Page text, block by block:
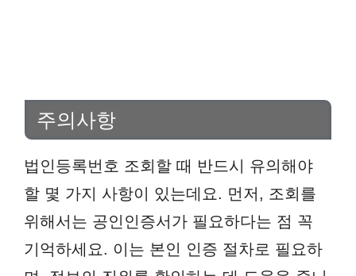
주의사항
법인등록번호 조회할 때 반드시 유의해야
할 몇 가지 사항이 있는데요. 먼저, 조회를
위해서는 공인인증서가 필요하다는 점 꼭
기억하세요. 이는 본인 인증 절차로 필요하